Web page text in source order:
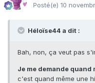
Posté(e) 10
Héloïse44 a dit :
Bah, non, ça veut pas
Je me demande quand
c'est quand même une